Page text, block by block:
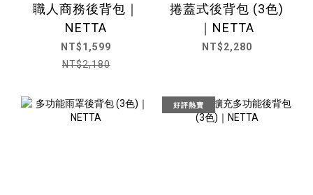
職人商務後背包｜
NETTA
NT$1,599
NT$2,180
捲蓋式後背包 (3色)
｜NETTA
NT$2,280
好評熱賣